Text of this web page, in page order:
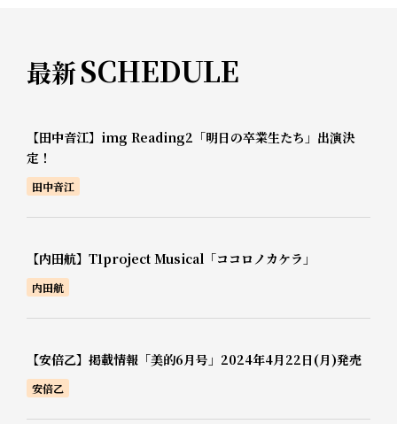
最新SCHEDULE
【田中音江】img Reading2「明日の卒業生たち」出演決
定！
田中音江
【内田航】T1project Musical「ココロノカケラ」
内田航
【安倍乙】掲載情報「美的6月号」2024年4月22日(月)発売
安倍乙